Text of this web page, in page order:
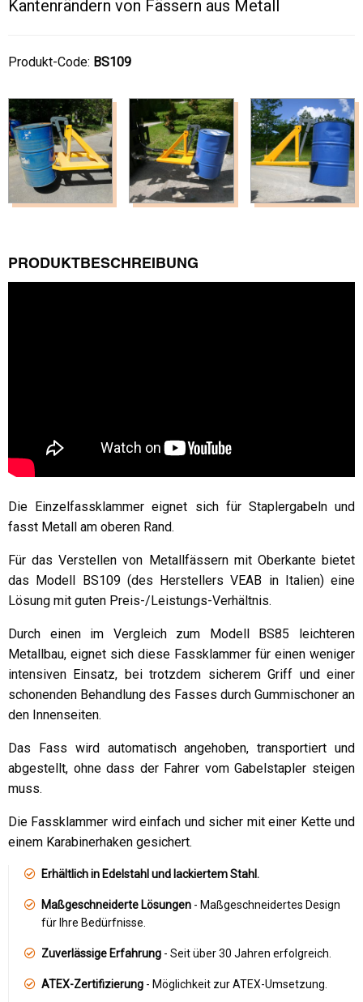
Kantenrändern von Fässern aus Metall
Produkt-Code: BS109
PRODUKTBESCHREIBUNG
Die Einzelfassklammer eignet sich für Staplergabeln und
fasst Metall am oberen Rand.
Für das Verstellen von Metallfässern mit Oberkante bietet
das Modell BS109 (des Herstellers VEAB in Italien) eine
Lösung mit guten Preis-/Leistungs-Verhältnis.
Durch einen im Vergleich zum Modell BS85 leichteren
Metallbau, eignet sich diese Fassklammer für einen weniger
intensiven Einsatz, bei trotzdem sicherem Griff und einer
schonenden Behandlung des Fasses durch Gummischoner an
den Innenseiten.
Das Fass wird automatisch angehoben, transportiert und
abgestellt, ohne dass der Fahrer vom Gabelstapler steigen
muss.
Die Fassklammer wird einfach und sicher mit einer Kette und
einem Karabinerhaken gesichert.
Erhältlich in Edelstahl und lackiertem Stahl.
Maßgeschneiderte Lösungen - Maßgeschneidertes Design
für Ihre Bedürfnisse.
Zuverlässige Erfahrung - Seit über 30 Jahren erfolgreich.
ATEX-Zertifizierung - Möglichkeit zur ATEX-Umsetzung.